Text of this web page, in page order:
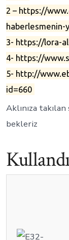
2 – https://
3- https://lora-
4- https://
5- http://
id=660
Aklınıza
bekleriz